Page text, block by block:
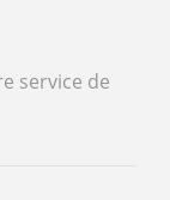
service de